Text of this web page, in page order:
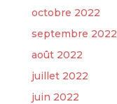
octobre 2022
septembre 2022
août 2022
juillet 2022
juin 2022